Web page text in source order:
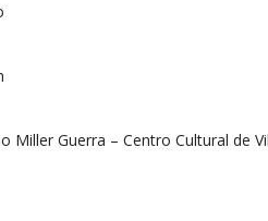
Miller Guerra – Centro Cultural de